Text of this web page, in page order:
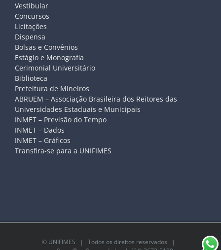
Vestibular
Concursos
Licitações
Dispensa
Bolsas e Convênios
Estágio e Monografia
Cerimonial Universitário
Biblioteca
Prefeitura de Mineiros
ABRUEM – Associação Brasileira dos Reitores das
Universidades Estaduais e Municipais
INMET – Previsão do Tempo
INMET – Dados
INMET – Gráficos
Transfira-se para a UNIFIMES
© UNIFIMES | Todos os direitos reservados |